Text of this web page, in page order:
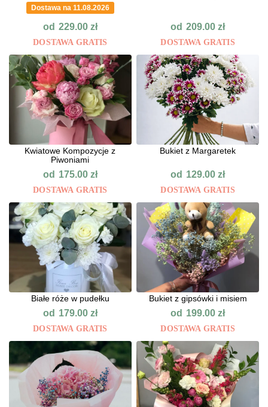
Dostawa na 11.08.2026
od 229.00 zł
DOSTAWA GRATIS
od 209.00zł
DOSTAWA GRATIS
Kwiatowe Kompozycje z
Piwoniami
od 175.00 zł
DOSTAWA GRATIS
Bukiet z Margaretek
od 129.00zł
DOSTAWA GRATIS
Białe róże w pudełku
od 179.00 zł
DOSTAWA GRATIS
Bukiet z gipsówki i misiem
od 199.00zł
DOSTAWA GRATIS